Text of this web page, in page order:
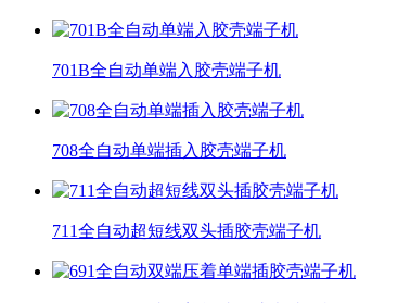
701B全自动单端入胶壳端子机
708全自动单端插入胶壳端子机
711全自动超短线双头插胶壳端子机